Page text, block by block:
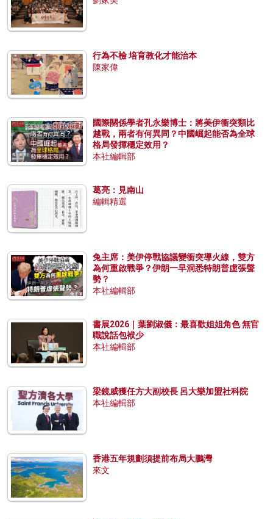
行為不檢 培育教化才能治本
陳家偉
國際關係學者孔永樂博士：將美伊衝突類比
越戰，兩者有何異同？中國崛起能否為全球
格局發揮穩定效用？
本社編輯部
葛亮：見南山
編輯精選
兔主席：美伊停戰協議變衝突導火線，雙方
為何重啟戰爭？伊朗一早洞悉特朗普虛張聲
勢？
本社編輯部
書展2026｜葉劉淑儀：最喜歡姐姐角色 無官
職說話包袱少
本社編輯部
梁鏡威獲任方大副校長 呂大樂加盟社科院
本社編輯部
香港五年規劃須提前布局大鵬灣
來文